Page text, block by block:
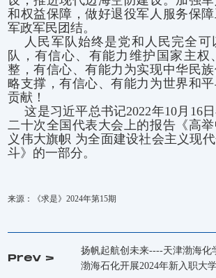
和权益保障，做好退役军人服务保
军政军民团结。
人民军队始终是党和人民完全可
队，有信心、有能力维护国家主权
整，有信心、有能力为实现中华民
略支撑，有信心、有能力为世界和
贡献！
这是习近平总书记2022年10月16
二十次全国代表大会上的报告《高
义伟大旗帜 为全面建设社会主义现
斗》的一部分。
来源：《求是》2024年第15期
Prev >
扬帆起航创未来----天津渤海化
渤海石化开展2024年新入职大